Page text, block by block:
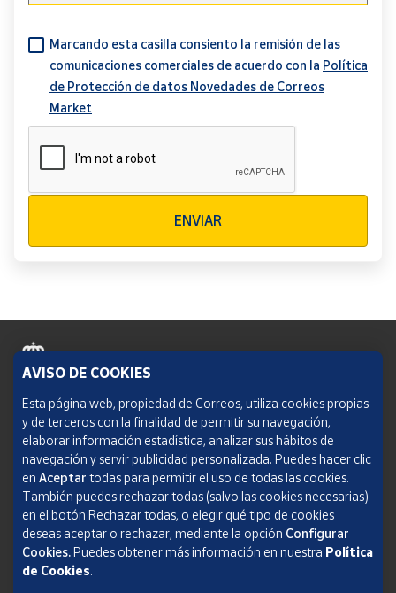
Marcando esta casilla consiento la remisión de las
comunicaciones comerciales de acuerdo con la Política
de Protección de datos Novedades de Correos
Market
ENVIAR
Política de cookies
Aviso legal
Condiciones del servicio
Política de Privacidad Web
Informe de transparencia
SOCIEDAD ESTATAL CORREOS Y TELÉGRAFOS, S.A., S.M.E. Todos los derechos
AVISO DE COOKIES
Esta página web, propiedad de Correos, utiliza cookies propias
y de terceros con la finalidad de permitir su navegación,
elaborar información estadística, analizar sus hábitos de
navegación y servir publicidad personalizada. Puedes hacer clic
en Aceptar todas para permitir el uso de todas las cookies.
También puedes rechazar todas (salvo las cookies necesarias)
en el botón Rechazar todas, o elegir qué tipo de cookies
deseas aceptar o rechazar, mediante la opción Configurar
Cookies.Puedes obtener más información en nuestra Política
de Cookies.